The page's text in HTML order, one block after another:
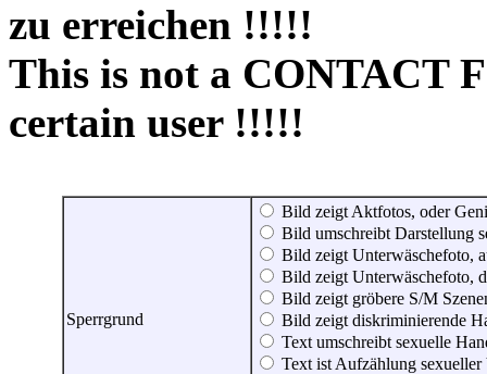
zu erreichen !!!!!
This is not a CONTACT
certain user !!!!!
Sperrgrund
Bild zeigt Aktfotos, oder
Bild umschreibt Darstellung
Bild zeigt Unterwäschefoto,
Bild zeigt Unterwäschefoto,
Bild zeigt gröbere S/M
Bild zeigt diskriminierende
Text umschreibt sexuelle
Text ist Aufzählung sexueller